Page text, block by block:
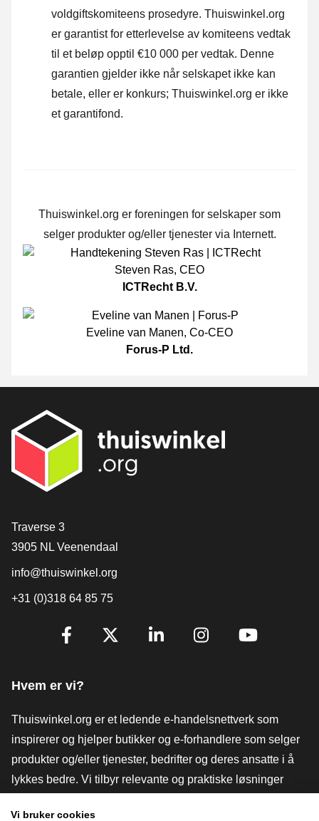
voldgiftskomiteens prosedyre. Thuiswinkel.org
er garantist for etterlevelse av komiteens vedtak
til et beløp opptil €10 000 per vedtak. Denne
garantien gjelder ikke når selskapet ikke kan
betale, eller er konkurs; Thuiswinkel.org er ikke
et garantifond.
Thuiswinkel.org er foreningen for selskaper som
selger produkter og/eller tjenester via Internett.
Steven Ras, CEO
ICTRecht B.V.
Eveline van Manen, Co-CEO
Forus-P Ltd.
[_General:Contact]
Traverse 3
3905 NL Veenendaal
info@thuiswinkel.org
+31 (0)318 64 85 75
[_General:SocialMediaTitle]
Hvem er vi?
Thuiswinkel.org er et ledende e-handelsnettverk som
inspirerer og hjelper butikker og e-forhandlere som selger
produkter og/eller tjenester, bedrifter og deres ansatte i å
lykkes bedre. Vi tilbyr relevante og praktiske løsninger
Vi bruker cookies